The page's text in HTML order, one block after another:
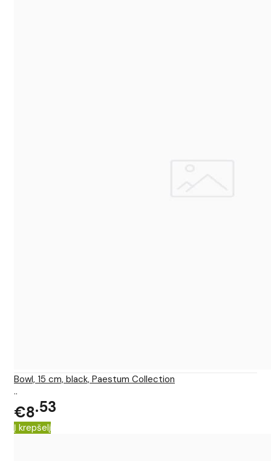
Bowl, 15 cm, black, Paestum Collection
..
€8 53
Į krepšelį